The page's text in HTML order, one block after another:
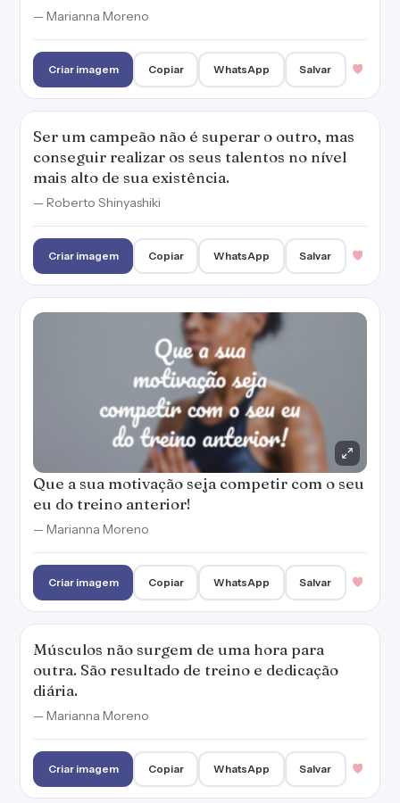
— Marianna Moreno
Criar imagem Copiar WhatsApp Salvar
Ser um campeão não é superar o outro, mas
conseguir realizar os seus talentos no nível
mais alto de sua existência.
— Roberto Shinyashiki
Criar imagem Copiar WhatsApp Salvar
Que a sua motivação seja competir com o seu
eu do treino anterior!
— Marianna Moreno
Criar imagem Copiar WhatsApp Salvar
Músculos não surgem de uma hora para
outra. São resultado de treino e dedicação
diária.
— Marianna Moreno
Criar imagem Copiar WhatsApp Salvar